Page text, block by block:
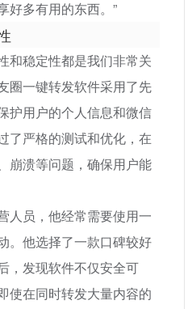
好多有用的东西。”
和稳定性都是我们非常关
圈一键转发软件采用了先
护用户的个人信息和微信
了严格的测试和优化，在
崩溃等问题，确保用户能
人员，他经常需要使用一
。他选择了一款口碑较好
，发现软件不仅安全可
使在同时转发大量内容的